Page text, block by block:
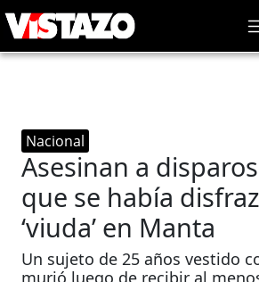
Nacional
Asesinan a
que se había
‘viuda’ en Manta
Un sujeto de 25 años vestido
murió luego de recibir al